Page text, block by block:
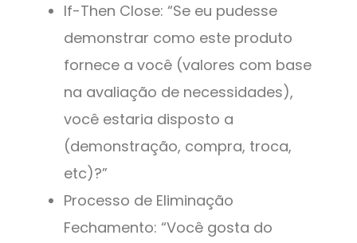
If-Then Close: “Se eu pudesse
demonstrar como este produto
fornece a você (valores com base
na avaliação de necessidades),
você estaria disposto a
(demonstração, compra, troca,
etc)?”
Processo de Eliminação
Fechamento: “Você gosta do